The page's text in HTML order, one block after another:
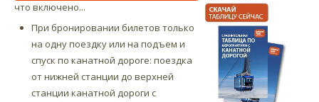
что включено...
При бронировании билетов только
на одну поездку или на подъем и
спуск по канатной дороге: поездка
от нижней станции до верхней
станции канатной дороги с